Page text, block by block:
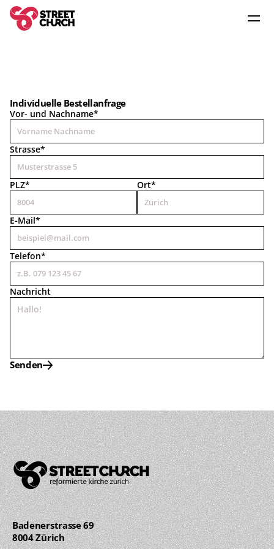
Dienstleistungen
Organisation
Community
Individuelle Bestellanfrage
Vor- und Nachname*
Strasse*
PLZ* Ort*
E-Mail*
Telefon*
Nachricht
Senden
Danke für die Nachricht.
Weitere Dienstleistung anfragen
Badenerstrasse 69
8004 Zürich